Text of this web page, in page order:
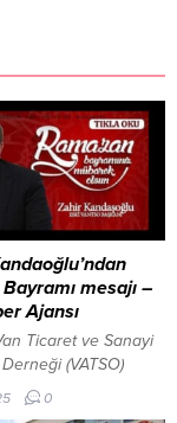
mesajı –
Ajansı
Ticaret ve Sanayi
(VATSO)
Başkanı Zahir
Ramazan Bayramı
0